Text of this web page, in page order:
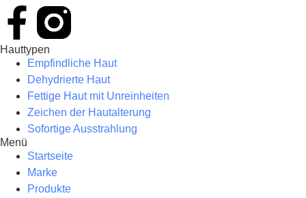
Hauttypen
Empfindliche Haut
Dehydrierte Haut
Fettige Haut mit Unreinheiten
Zeichen der Hautalterung
Sofortige Ausstrahlung
Menü
Startseite
Marke
Produkte